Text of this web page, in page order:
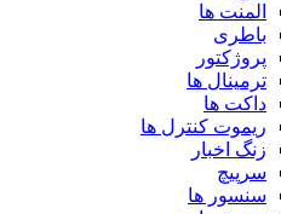
المنت ها
باطری
پروژکتور
ترمینال ها
داکت ها
ریموت کنترل ها
زنگ اخبار
سرپیچ
سنسور ها